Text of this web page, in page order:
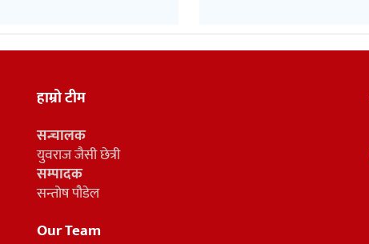
हाम्रो टीम
सन्चालक
युवराज जैसी छेत्री
सम्पादक
सन्तोष पौडेल
Our Team